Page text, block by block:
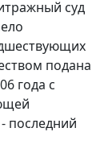
суд
подана
года с
последний